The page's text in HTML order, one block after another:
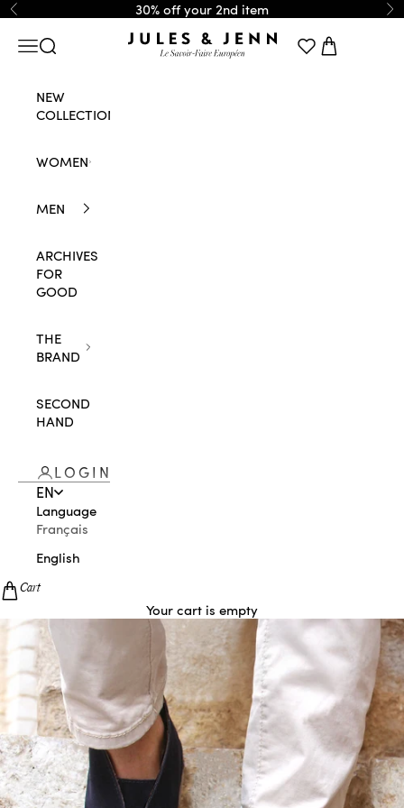
Skip to content
Previous 30% off your 2nd item
JULES & JENN
Navigation menu
Search Cart
NEW
COLLECTION
WOMEN
MEN
ARCHIVES
FOR
GOOD
THE
BRAND
SECOND
HAND
LOGIN
EN
Language
Français
English
Cart
Your cart is empty